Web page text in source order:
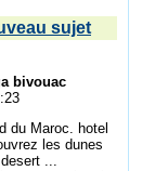
sujet
bivouac
du Maroc. hotel
les dunes
...